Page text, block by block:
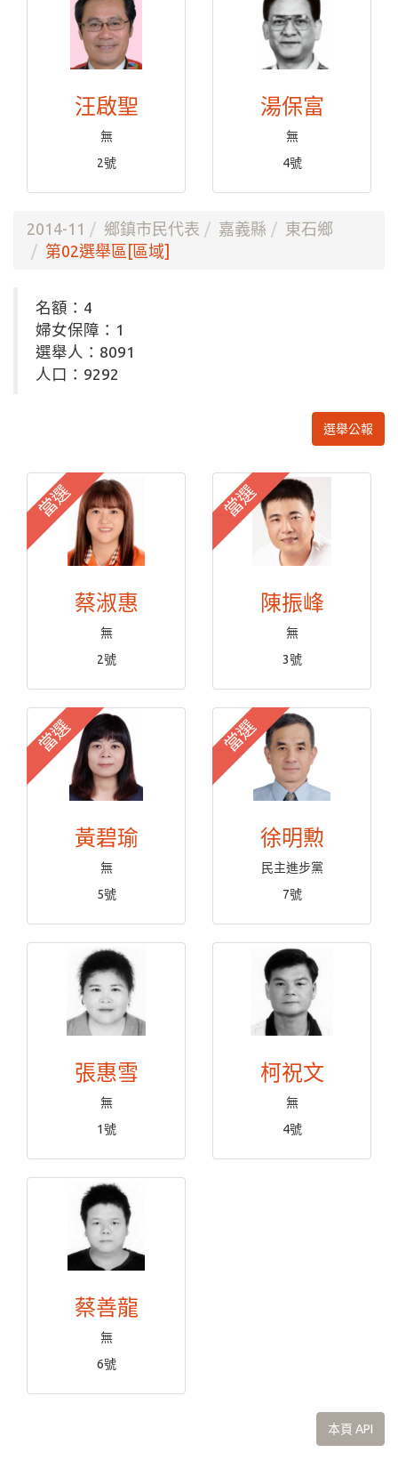
汪啟聖
無
2號
湯保富
無
4號
2014-11 鄉鎮市民代表 嘉義縣
東石鄉
第02選舉區[區域]
名額：4
婦女保障：1
選舉人：8091
人口：9292
選舉公報
當選
蔡淑惠
無
2號
當選
陳振峰
無
3號
當選
黃碧瑜
無
5號
當選
徐明勲
民主進步黨
7號
張惠雪
無
1號
柯祝文
無
4號
蔡善龍
無
6號
本頁 API